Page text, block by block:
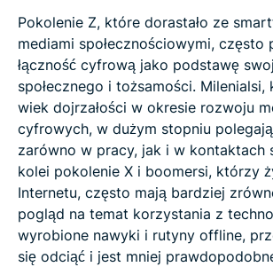
Pokolenie Z, które dorastało ze
mediami społecznościowymi, często
łączność cyfrową jako podstawę
społecznego i tożsamości.
wiek dojrzałości w okresie rozwoju
cyfrowych, w dużym stopniu
zarówno w pracy, jak i w kontaktach
kolei pokolenie X i boomersi, którzy
Internetu, często mają bardziej
pogląd na temat korzystania z
wyrobione nawyki i rutyny offline,
się odciąć i jest mniej